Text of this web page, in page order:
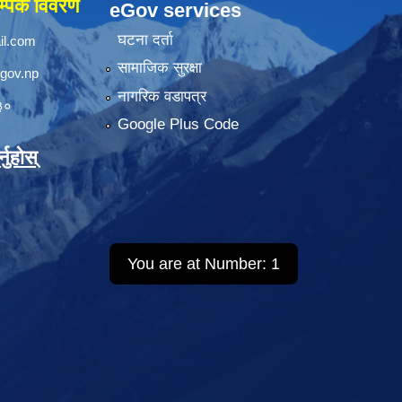
विवरण eGov services
घटना दर्ता
सामाजिक सुरक्षा
नागरिक वडापत्र
Google Plus Code
You are at Number: 1